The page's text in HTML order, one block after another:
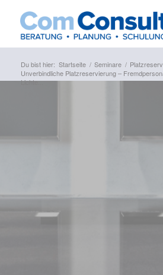
Du bist hier: Startseite / Seminare /
Unverbindliche Platzreservierung –
Lichte...